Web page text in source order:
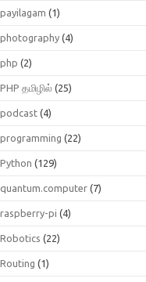
payilagam (1)
photography (4)
php (2)
PHP தமிழில் (25)
podcast (4)
programming (22)
Python (129)
quantum.computer (7)
raspberry-pi (4)
Robotics (22)
Routing (1)